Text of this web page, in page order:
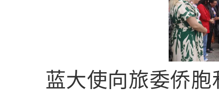
蓝大使向旅委侨